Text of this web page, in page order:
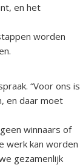
en het
worden
“Voor ons is
en daar moet
winnaars of
werk kan worden
gezamenlijk